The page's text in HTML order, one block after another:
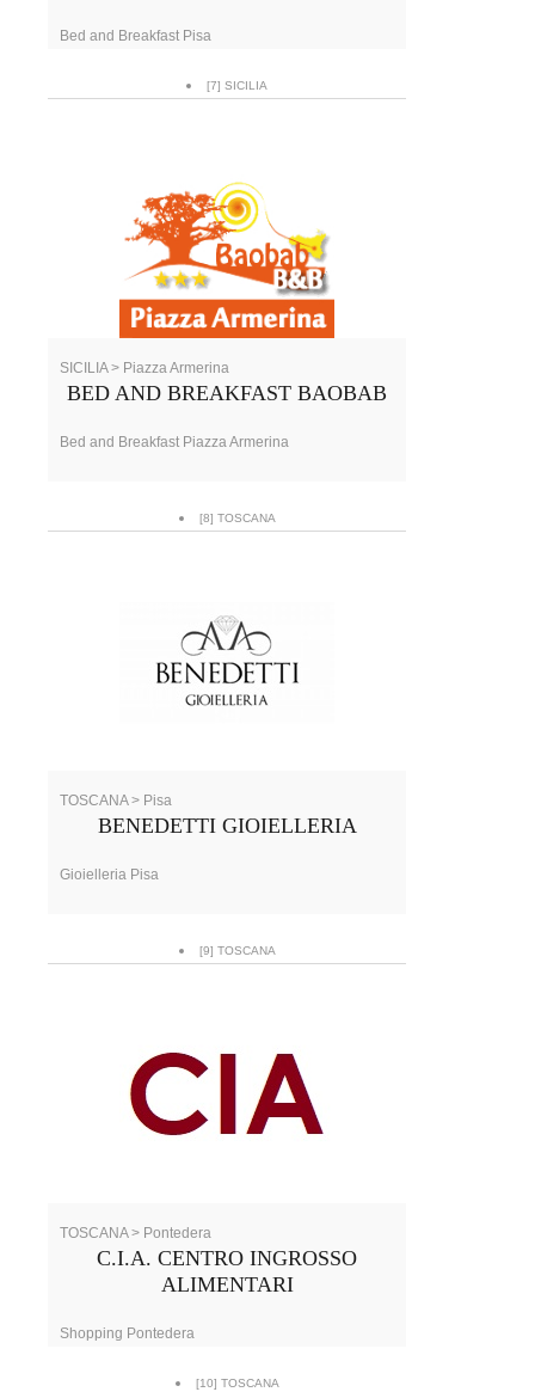
Bed and Breakfast Pisa
[7] SICILIA
SICILIA > Piazza Armerina
BED AND BREAKFAST BAOBAB
Bed and Breakfast Piazza Armerina
[8] TOSCANA
TOSCANA > Pisa
BENEDETTI GIOIELLERIA
Gioielleria Pisa
[9] TOSCANA
TOSCANA > Pontedera
C.I.A. CENTRO INGROSSO
ALIMENTARI
Shopping Pontedera
[10] TOSCANA